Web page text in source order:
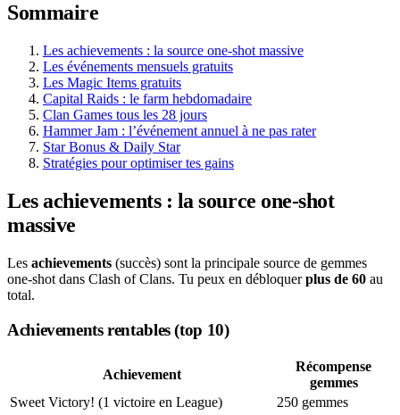
Sommaire
Les achievements : la source one-shot massive
Les événements mensuels gratuits
Les Magic Items gratuits
Capital Raids : le farm hebdomadaire
Clan Games tous les 28 jours
Hammer Jam : l’événement annuel à ne pas rater
Star Bonus & Daily Star
Stratégies pour optimiser tes gains
Les achievements : la source one-shot
massive
Les achievements (succès) sont la principale source de gemmes
one-shot dans Clash of Clans. Tu peux en débloquerplus de 60 au
total.
Achievements rentables (top 10)
Achievement
Récompense
gemmes
Sweet Victory! (1 victoire en League)
250 gemmes